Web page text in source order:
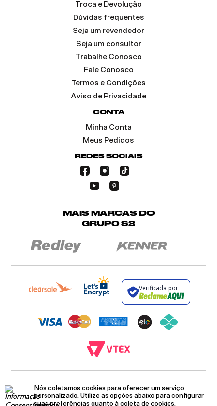
Nós coletamos cookies para oferecer um serviço
personalizado. Utilize as opções abaixo para configurar
suas preferências quanto à coleta de cookies.
Troca e Devolução
Dúvidas frequentes
Seja um revendedor
Seja um consultor
Trabalhe Conosco
Fale Conosco
Termos e Condições
Aviso de Privacidade
CONTA
Minha Conta
Meus Pedidos
REDES SOCIAIS
MAIS MARCAS DO
GRUPO S2
Verificada por
12.093.445/0002-23
RUA JUMECY RODRIGUES GOMES, 331 - ANEXO 2 - CENTRO - PIRAÍ - RIO DE
JANEIRO. CEP.: 27.175-000